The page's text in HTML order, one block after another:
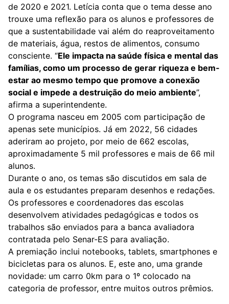
de 2020 e 2021. Letícia conta que o tema desse ano
trouxe uma reflexão para os alunos e professores de
que a sustentabilidade vai além do reaproveitamento
de materiais, água, restos de alimentos, consumo
consciente. “Ele impacta na saúde física e mental das
famílias, como um processo de gerar riqueza e bem-
estar ao mesmo tempo que promove a conexão
social e impede a destruição do meio ambiente”,
afirma a superintendente.
O programa nasceu em 2005 com participação de
apenas sete municípios. Já em 2022, 56 cidades
aderiram ao projeto, por meio de 662 escolas,
aproximadamente 5 mil professores e mais de 66 mil
alunos.
Durante o ano, os temas são discutidos em sala de
aula e os estudantes preparam desenhos e redações.
Os professores e coordenadores das escolas
desenvolvem atividades pedagógicas e todos os
trabalhos são enviados para a banca avaliadora
contratada pelo Senar-ES para avaliação.
A premiação inclui notebooks, tablets, smartphones e
bicicletas para os alunos. E, este ano, uma grande
novidade: um carro 0km para o 1º colocado na
categoria de professor, entre muitos outros prêmios.